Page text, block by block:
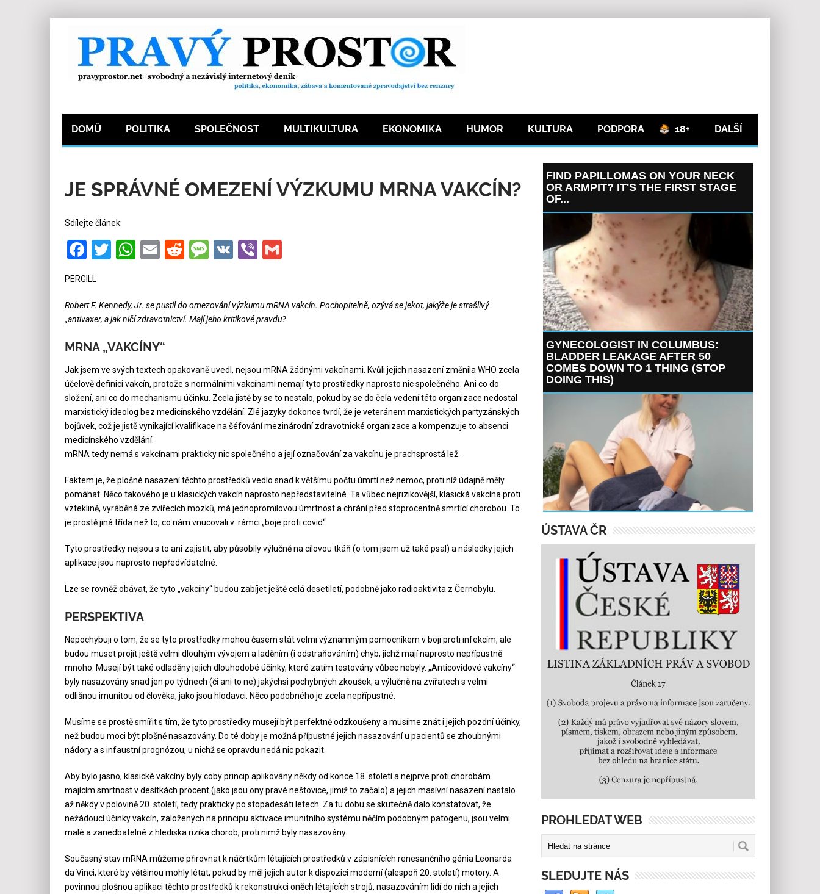
DOMŮ POLITIKA SPOLEČNOST MULTIKULTURA EKONOMIKA HUMOR KULTURA PODPORA 18+ DALŠÍ
JE SPRÁVNÉ OMEZENÍ VÝZKUMU MRNA VAKCÍN?
Sdílejte článek:
Facebook
Twitter
WhatsApp
EmailRedditMessage
VKViberGmail
PERGILL
Robert F. Kennedy, Jr. se pustil do omezování výzkumu mRNA vakcín. Pochopitelně, ozývá se jekot, jakýže je strašlivý
„antivaxer, a jak ničí zdravotnictví. Mají jeho kritikové pravdu?
MRNA „VAKCÍNY“
Jak jsem ve svých textech opakovaně uvedl, nejsou mRNA žádnými vakcínami. Kvůli jejich nasazení změnila WHO zcela
účelově definici vakcín, protože s normálními vakcínami nemají tyto prostředky naprosto nic společného. Ani co do
složení, ani co do mechanismu účinku. Zcela jistě by se to nestalo, pokud by se do čela vedení této organizace nedostal
marxistický ideolog bez medicínského vzdělání. Zlé jazyky dokonce tvrdí, že je veteránem marxistických partyzánských
bojůvek, což je jistě vynikající kvalifikace na šéfování mezinárodní zdravotnické organizace a kompenzuje to absenci
medicínského vzdělání.
mRNA tedy nemá s vakcínami prakticky nic společného a její označování za vakcínu je prachsprostá lež.
Faktem je, že plošné nasazení těchto prostředků vedlo snad k většímu počtu úmrtí než nemoc, proti níž údajně měly
pomáhat. Něco takového je u klasických vakcín naprosto nepředstavitelné. Ta vůbec nejrizikovější, klasická vakcína proti
vzteklině, vyráběná ze zvířecích mozků, má jednopromilovou úmrtnost a chrání před stoprocentně smrtící chorobou. To
je prostě jiná třída než to, co nám vnucovali v rámci „boje proti covid“.
Tyto prostředky nejsou s to ani zajistit, aby působily výlučně na cílovou tkáň (o tom jsem už také psal) a následky jejich
aplikace jsou naprosto nepředvídatelné.
Lze se rovněž obávat, že tyto „vakcíny“ budou zabíjet ještě celá desetiletí, podobně jako radioaktivita z Černobylu.
PERSPEKTIVA
Nepochybuji o tom, že se tyto prostředky mohou časem stát velmi významným pomocníkem v boji proti infekcím, ale
budou muset projít ještě velmi dlouhým vývojem a laděním (i odstraňováním) chyb, jichž mají naprosto nepřípustně
mnoho. Musejí být také odladěny jejich dlouhodobé účinky, které zatím testovány vůbec nebyly. „Anticovidové vakcíny“
byly nasazovány snad jen po týdnech (či ani to ne) jakýchsi pochybných zkoušek, a výlučně na zvířatech s velmi
odlišnou imunitou od člověka, jako jsou hlodavci. Něco podobného je zcela nepřípustné.
Musíme se prostě smířit s tím, že tyto prostředky musejí být perfektně odzkoušeny a musíme znát i jejich pozdní účinky,
než budou moci být plošně nasazovány. Do té doby je možná přípustné jejich nasazování u pacientů se zhoubnými
nádory a s infaustní prognózou, u nichž se opravdu nedá nic pokazit.
Aby bylo jasno, klasické vakcíny byly coby princip aplikovány někdy od konce 18. století a nejprve proti chorobám
majícím smrtnost v desítkách procent (jako jsou ony pravé neštovice, jimiž to začalo) a jejich masívní nasazení nastalo
až někdy v polovině 20. století, tedy prakticky po stopadesáti letech. Za tu dobu se skutečně dalo konstatovat, že
nežádoucí účinky vakcín, založených na principu aktivace imunitního systému něčím podobným patogenu, jsou velmi
malé a zanedbatelné z hlediska rizika chorob, proti nimž byly nasazovány.
Současný stav mRNA můžeme přirovnat k náčrtkům létajících prostředků v zápisnících renesančního génia Leonarda
da Vinci, které by většinou mohly létat, pokud by měl jejich autor k dispozici moderní (alespoň 20. století) motory. A
povinnou plošnou aplikaci těchto prostředků k rekonstrukci oněch létajících strojů, nasazováním lidí do nich a jejich
FIND PAPILLOMAS ON YOUR NECK
OR ARMPIT? IT'S THE FIRST STAGE
OF...
GYNECOLOGIST IN COLUMBUS:
BLADDER LEAKAGE AFTER 50
COMES DOWN TO 1 THING (STOP
DOING THIS)
ÚSTAVA ČR
PROHLEDAT WEB
SLEDUJTE NÁS